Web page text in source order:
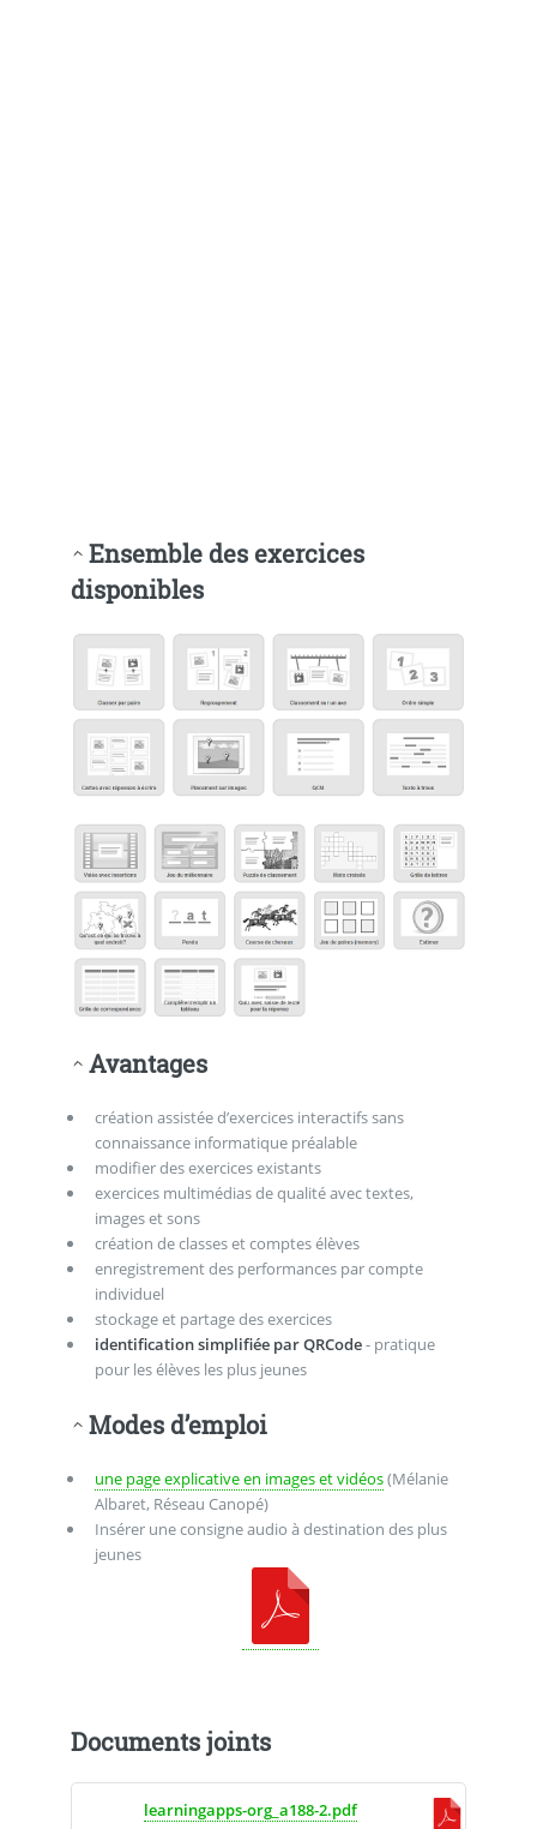
Ensemble des exercices
disponibles
Avantages
création assistée d’exercices interactifs sans
connaissance informatique préalable
modifier des exercices existants
exercices multimédias de qualité avec textes,
images et sons
création de classes et comptes élèves
enregistrement des performances par compte
individuel
stockage et partage des exercices
identification simplifiée par QRCode- pratique
pour les élèves les plus jeunes
Modes d’emploi
une page explicative en images et vidéos(Mélanie
Albaret, Réseau Canopé)
Insérer une consigne audio à destination des plus
jeunes
Documents joints
learningapps-org_a188-2.pdf